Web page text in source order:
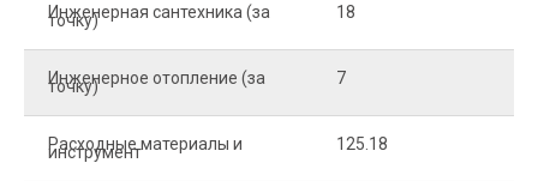
Инженерная сантехника (за
точку) 18
Инженерное отопление (за
точку) 7
Расходные материалы и
инструмент 125.18